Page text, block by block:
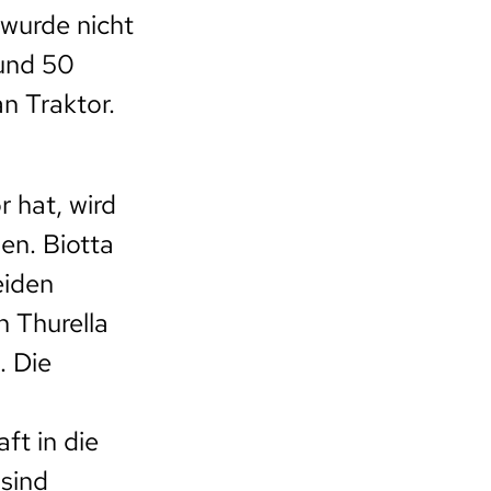
nicht
50
Traktor.
hat, wird
Biotta
Thurella
Die
in die